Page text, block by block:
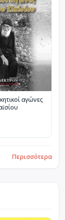
αγώνες
Περισσότερα